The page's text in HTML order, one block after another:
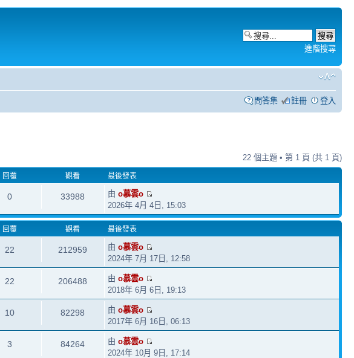
進階搜尋
問答集 註冊 登入
22 個主題 • 第 1 頁 (共 1 頁)
回覆 觀看 最後發表
0 33988 由o慕雲o
2026年 4月 4日, 15:03
回覆 觀看 最後發表
22 212959 由o慕雲o
2024年 7月 17日, 12:58
22 206488 由o慕雲o
2018年 6月 6日, 19:13
10 82298 由o慕雲o
2017年 6月 16日, 06:13
3 84264 由o慕雲o
2024年 10月 9日, 17:14